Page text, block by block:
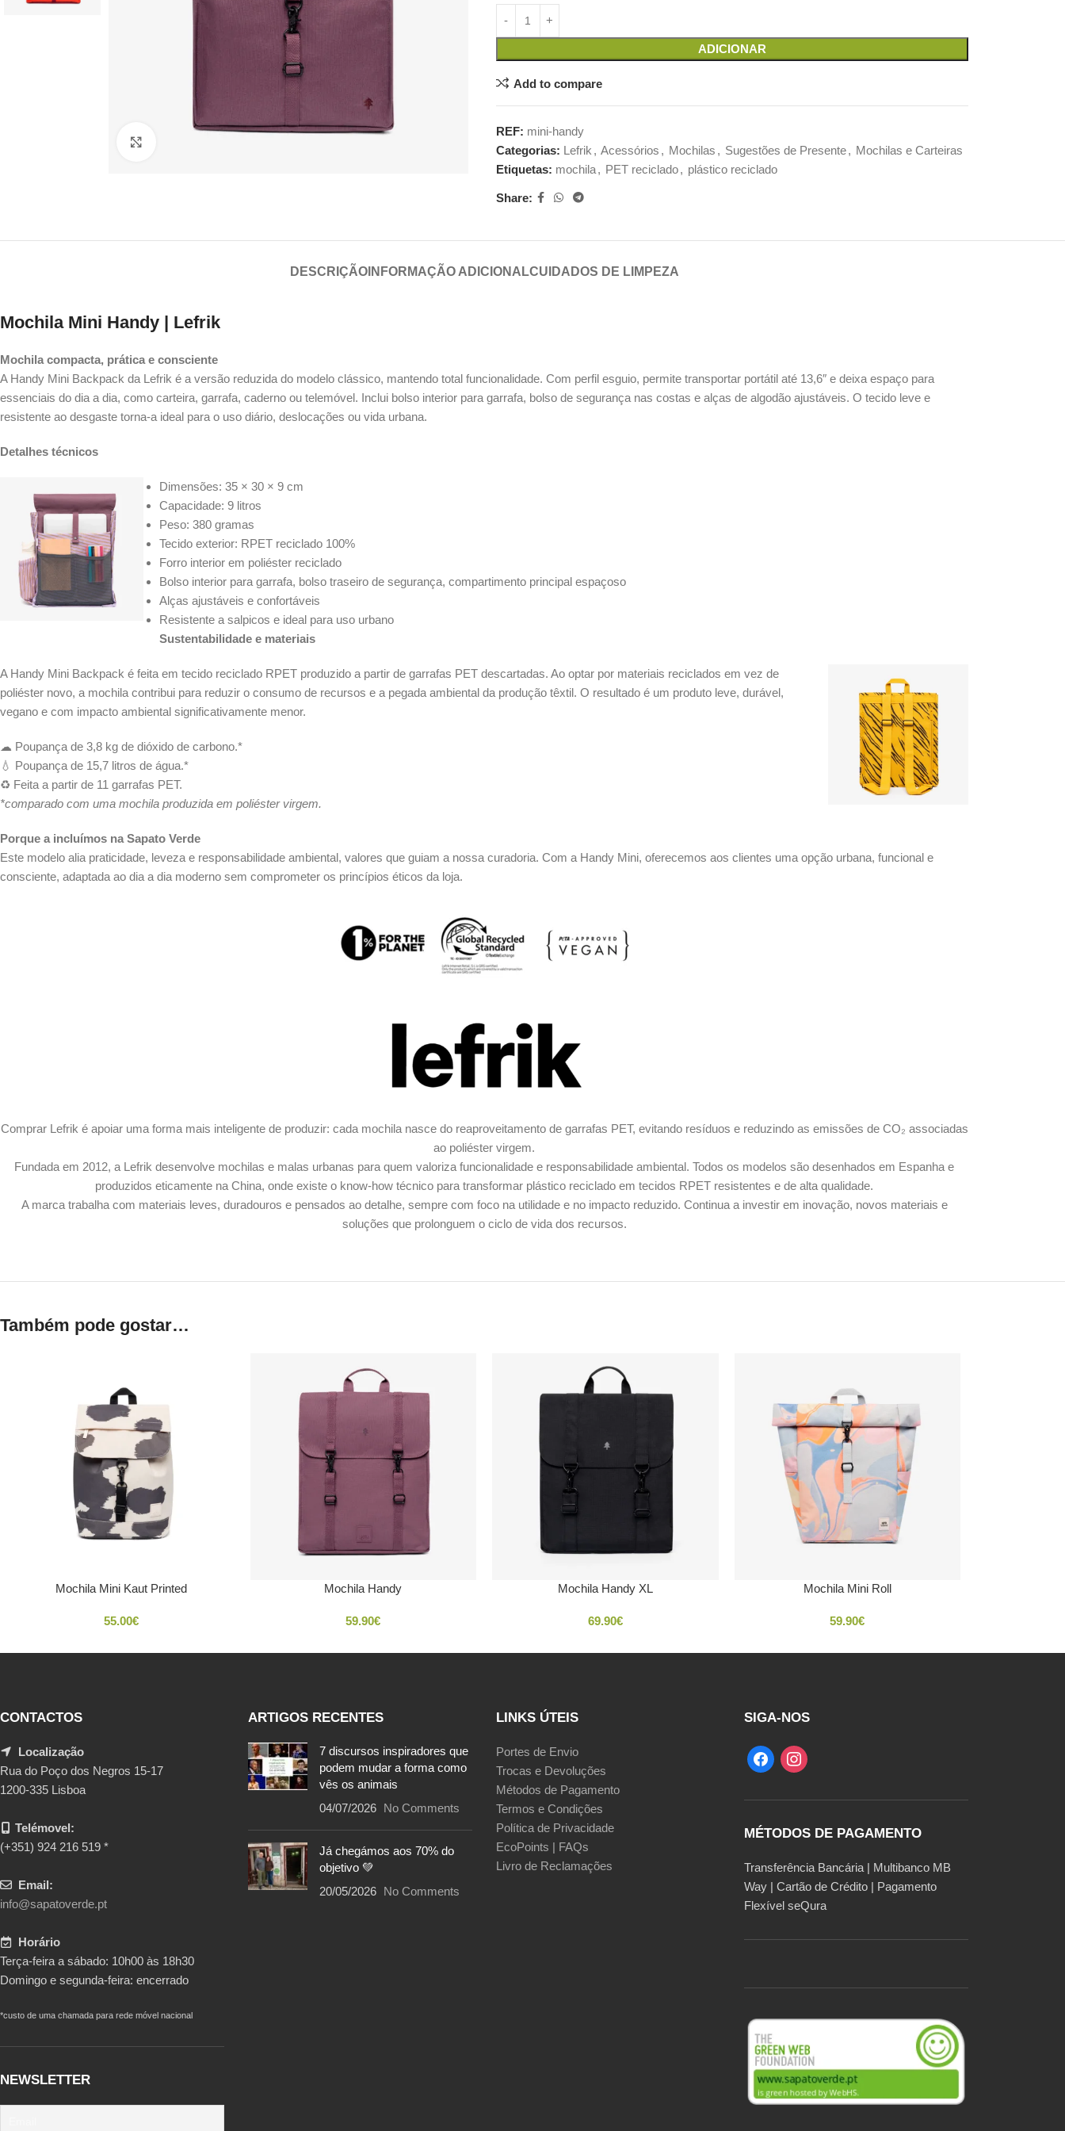
ADICIONAR
Add to compare
REF: mini-handy
Categorias: Lefrik , Acessórios , Mochilas , Sugestões de Presente, Mochilas e Carteiras
Etiquetas: mochila, PET reciclado, plástico reciclado
Share:
DESCRIÇÃOINFORMAÇÃO ADICIONALCUIDADOS DE LIMPEZA
Mochila Mini Handy | Lefrik
Mochila compacta, prática e consciente
A Handy Mini Backpack da Lefrik é a versão reduzida do modelo clássico, mantendo total funcionalidade. Com perfil esguio, permite transportar portátil até 13,6″ e deixa espaço para
essenciais do dia a dia, como carteira, garrafa, caderno ou telemóvel. Inclui bolso interior para garrafa, bolso de segurança nas costas e alças de algodão ajustáveis. O tecido leve e
resistente ao desgaste torna-a ideal para o uso diário, deslocações ou vida urbana.
Detalhes técnicos
Dimensões: 35 × 30 × 9 cm
Capacidade: 9 litros
Peso: 380 gramas
Tecido exterior: RPET reciclado 100%
Forro interior em poliéster reciclado
Bolso interior para garrafa, bolso traseiro de segurança, compartimento principal espaçoso
Alças ajustáveis e confortáveis
Resistente a salpicos e ideal para uso urbano
Sustentabilidade e materiais
A Handy Mini Backpack é feita em tecido reciclado RPET produzido a partir de garrafas PET descartadas. Ao optar por materiais reciclados em vez de
poliéster novo, a mochila contribui para reduzir o consumo de recursos e a pegada ambiental da produção têxtil. O resultado é um produto leve, durável,
vegano e com impacto ambiental significativamente menor.
☁ Poupança de 3,8 kg de dióxido de carbono.*
💧 Poupança de 15,7 litros de água.*
♻ Feita a partir de 11 garrafas PET.
*comparado com uma mochila produzida em poliéster virgem.
Porque a incluímos na Sapato Verde
Este modelo alia praticidade, leveza e responsabilidade ambiental, valores que guiam a nossa curadoria. Com a Handy Mini, oferecemos aos clientes uma opção urbana, funcional e
consciente, adaptada ao dia a dia moderno sem comprometer os princípios éticos da loja.
Comprar Lefrik é apoiar uma forma mais inteligente de produzir: cada mochila nasce do reaproveitamento de garrafas PET, evitando resíduos e reduzindo as emissões de CO₂ associadas
ao poliéster virgem.
Fundada em 2012, a Lefrik desenvolve mochilas e malas urbanas para quem valoriza funcionalidade e responsabilidade ambiental. Todos os modelos são desenhados em Espanha e
produzidos eticamente na China, onde existe o know-how técnico para transformar plástico reciclado em tecidos RPET resistentes e de alta qualidade.
A marca trabalha com materiais leves, duradouros e pensados ao detalhe, sempre com foco na utilidade e no impacto reduzido. Continua a investir em inovação, novos materiais e
soluções que prolonguem o ciclo de vida dos recursos.
Também pode gostar…
Mochila Mini Kaut Printed
55.00€
Mochila Handy
59.90€
Mochila Handy XL
69.90€
Mochila Mini Roll
59.90€
CONTACTOS
Localização
Rua do Poço dos Negros 15-17
1200-335 Lisboa
Telémovel:
(+351) 924 216 519 *
Email:
info@sapatoverde.pt
Horário
Terça-feira a sábado: 10h00 às 18h30
Domingo e segunda-feira: encerrado
*custo de uma chamada para rede móvel nacional
NEWSLETTER
ARTIGOS RECENTES
7 discursos inspiradores que
podem mudar a forma como
vês os animais
04/07/2026 No Comments
Já chegámos aos 70% do
objetivo 💚
20/05/2026 No Comments
LINKS ÚTEIS
Portes de Envio
Trocas e Devoluções
Métodos de Pagamento
Termos e Condições
Política de Privacidade
EcoPoints | FAQs
Livro de Reclamações
SIGA-NOS
MÉTODOS DE PAGAMENTO
Transferência Bancária | Multibanco MB
Way | Cartão de Crédito | Pagamento
Flexível seQura